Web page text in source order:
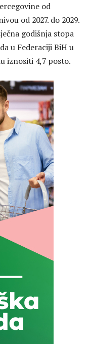
od
od 2027. do 2029.
godišnja stopa
u Federaciji BiH u
iznositi 4,7 posto.